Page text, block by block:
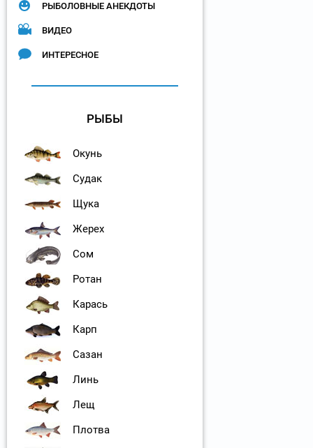
РЫБОЛОВНЫЕ АНЕКДОТЫ
ВИДЕО
ИНТЕРЕСНОЕ
РЫБЫ
Окунь
Судак
Щука
Жерех
Сом
Ротан
Карась
Карп
Сазан
Линь
Лещ
Плотва